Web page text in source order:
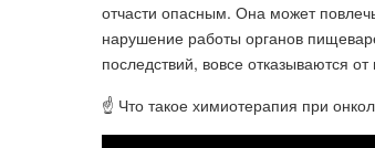
отчасти опасным. Она может
нарушение работы органов
последствий, вовсе отказываются
☝ Что такое химиотерапия при